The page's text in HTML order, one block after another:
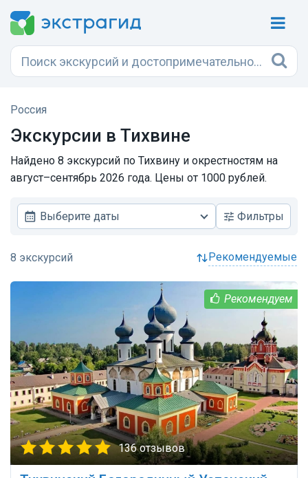
Россия
Экскурсии в Тихвине
Найдено 8 экскурсий по Тихвину и окрестностям на
август–сентябрь 2026 года. Цены от 1000 рублей.
Выберите даты Фильтры
рекомендуемые
136 отзывов